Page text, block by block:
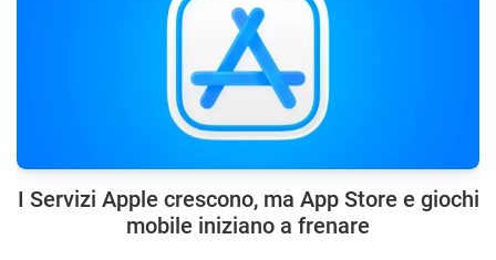
I Servizi Apple crescono, ma App Store e giochi
mobile iniziano a frenare